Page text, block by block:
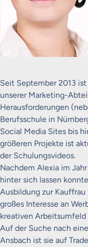
Seit September 2013
unserer Marketing-
Herausforderungen
Berufsschule in
Social Media Sites bis
größeren Projekte ist
der Schulungsvideos.
Nachdem Alexia im
hinter sich lassen
Ausbildung zur
großes Interesse an
kreativen Arbeitsumfeld
Auf der Suche nach
Ansbach ist sie auf